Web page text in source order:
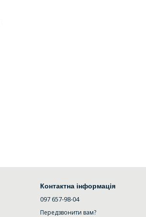
Контактна інформація
097 657-98-04
Передзвонити вам?